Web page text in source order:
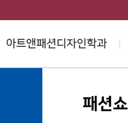
아트앤패션디자인학과
패션쇼